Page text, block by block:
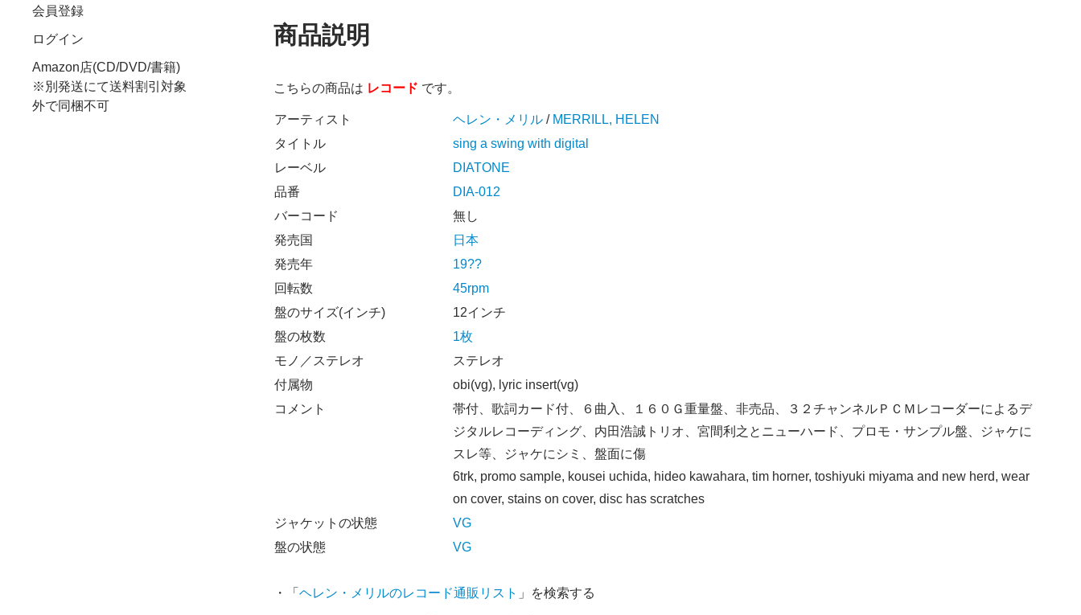
会員登録
ログイン
Amazon店(CD/DVD/書籍)
※別発送にて送料割引対象
外で同梱不可
商品説明
こちらの商品は レコード です。
アーティスト ヘレン・メリル / MERRILL, HELEN
タイトル
sing a swing with digital
レーベル
DIATONE
品番
DIA-012
バーコード
無し
発売国
日本
発売年
19??
回転数
45rpm
盤のサイズ(インチ)
12インチ
盤の枚数
1枚
モノ／ステレオ
ステレオ
付属物
obi(vg), lyric insert(vg)
コメント
帯付、歌詞カード付、６曲入、１６０Ｇ重量盤、非売品、３２チャンネルＰＣＭレコーダーによるデ
ジタルレコーディング、内田浩誠トリオ、宮間利之とニューハード、プロモ・サンプル盤、ジャケに
スレ等、ジャケにシミ、盤面に傷
6trk, promo sample, kousei uchida, hideo kawahara, tim horner, toshiyuki miyama and new herd, wear
on cover, stains on cover, disc has scratches
ジャケットの状態
VG
盤の状態
VG
・「 ヘレン・メリルのレコード通販リスト 」を検索する